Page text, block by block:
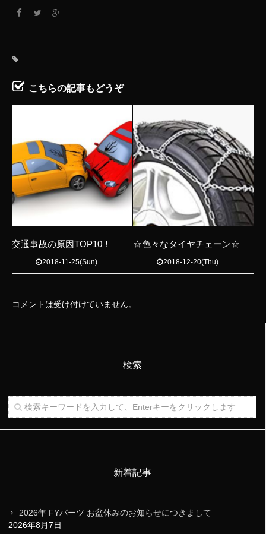
こちらの記事もどうぞ
交通事故の原因TOP10！
2018-11-25(Sun)
☆色々なタイヤチェーン☆
2018-12-20(Thu)
コメントは受け付けていません。
検索
新着記事
2026年 FYパーツ お盆休みのお知らせにつきまして
2026年8月7日